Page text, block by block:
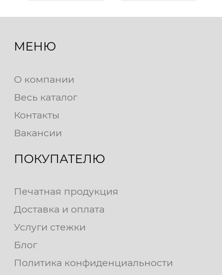
МЕНЮ
О компании
Весь каталог
Контакты
Вакансии
ПОКУПАТЕЛЮ
Печатная продукция
Доставка и оплата
Услуги стежки
Блог
Политика конфиденциальности